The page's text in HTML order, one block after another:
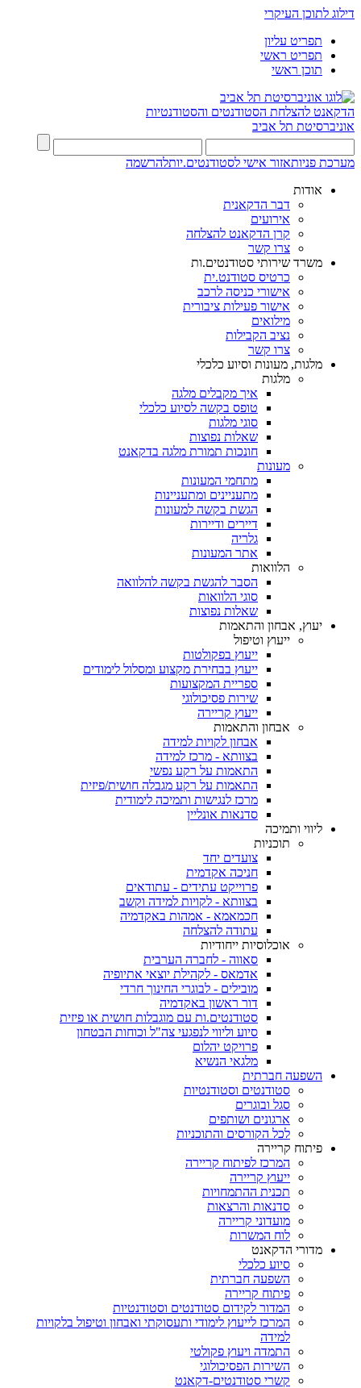
דילוג לתוכן העיקרי
תפריט עליון
תפריט ראשי
תוכן ראשי
הדקאנט להצלחת הסטודנטים והסטודנטיות
אוניברסיטת תל אביב
מערכת פניותאזור אישי לסטודנטים.יותלהרשמה
אודות
דבר הדקאנית
אירועים
קרן הדקאנט להצלחה
צרו קשר
משרד שירותי סטודנטים.ות
כרטיס סטודנט.ית
אישורי כניסה לרכב
אישור פעילות ציבורית
מילואים
נציב הקבילות
צרו קשר
מלגות, מעונות וסיוע כלכלי
מלגות
איך מקבלים מלגה
טופס בקשה לסיוע כלכלי
סוגי מלגות
שאלות נפוצות
חונכות תמורת מלגה בדקאנט
מעונות
מתחמי המעונות
מתעניינים ומתעניינות
הגשת בקשה למעונות
דיירים ודיירות
גלריה
אתר המעונות
הלוואות
הסבר להגשת בקשה להלוואה
סוגי הלוואות
שאלות נפוצות
יעוץ, אבחון והתאמות
ייעוץ וטיפול
ייעוץ בפקולטות
ייעוץ בבחירת מקצוע ומסלול לימודים
ספריית המקצועות
שירות פסיכולוגי
ייעוץ קריירה
אבחון והתאמות
אבחון לקויות למידה
בצוותא - מרכז למידה
התאמות על רקע נפשי
התאמות על רקע מגבלה חושית/פיזית
מרכז לנגישות ותמיכה לימודית
סדנאות אונליין
ליווי ותמיכה
תוכניות
צועדים יחד
חניכה אקדמית
פרוייקט עתידים - עתודאים
בצוותא - לקויות למידה וקשב
חכמאמא - אמהות באקדמיה
עתודה להצלחה
אוכלוסיות ייחודיות
סאווה - לחברה הערבית
אדמאס - לקהילת יוצאי אתיופיה
מובילים - לבוגרי החינוך חרדי
דור ראשון באקדמיה
סטודנטים.ות עם מוגבלות חושית או פיזית
סיוע וליווי לנפגעי צה"ל וכוחות הבטחון
פרויקט יהלום
מלגאי הנשיא
השפעה חברתית
סטודנטים וסטודנטיות
סגל ובוגרים
ארגונים ושותפים
לכל הקורסים והתוכניות
פיתוח קריירה
המרכז לפיתוח קריירה
ייעוץ קריירה
תכנית ההתמחויות
סדנאות והרצאות
מועדוני קריירה
לוח המשרות
מדורי הדקאנט
סיוע כלכלי
השפעה חברתית
פיתוח קריירה
המדור לקידום סטודנטים וסטודנטיות
המרכז לייעוץ לימודי ותעסוקתי ואבחון וטיפול בלקויות
למידה
התמדה ויעוץ פקולטי
השירות הפסיכולוגי
קשרי סטודנטים-דקאנט